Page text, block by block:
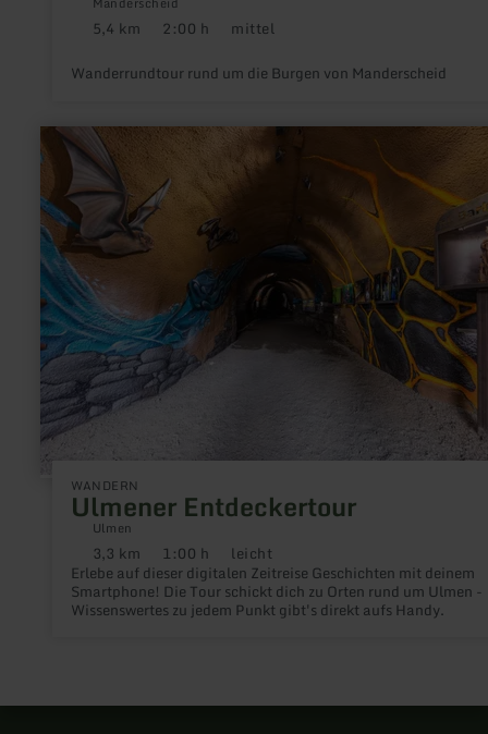
Distanz:
5,4 km Dauer:
2:00 h Anforderung:
mittel
Wanderrundtour rund um die Burgen von Manderscheid
WANDERN
Ulmener Entdeckertour
Ulmen
Distanz:
3,3 km Dauer:
1:00 h Anforderung:
leicht
Erlebe auf dieser digitalen Zeitreise Geschichten mit deinem
Smartphone! Die Tour schickt dich zu Orten rund um Ulmen -
Wissenswertes zu jedem Punkt gibt's direkt aufs Handy.
mehr
erfahren
zu:
Ulmener
Entdeckertour